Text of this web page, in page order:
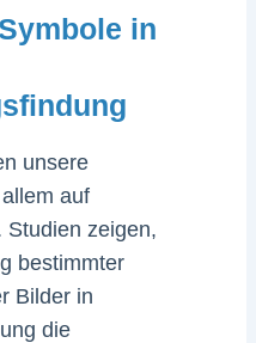
in
unsere
auf
Studien zeigen,
bestimmter
Bilder in
die